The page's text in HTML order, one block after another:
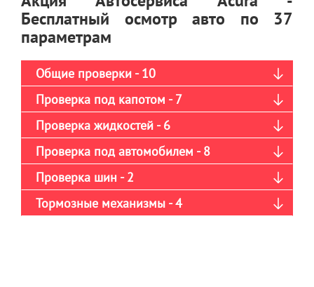
Бесплатный осмотр авто по 37
параметрам
Общие проверки - 10
Проверка под капотом - 7
Проверка жидкостей - 6
Проверка под автомобилем - 8
Проверка шин - 2
Тормозные механизмы - 4